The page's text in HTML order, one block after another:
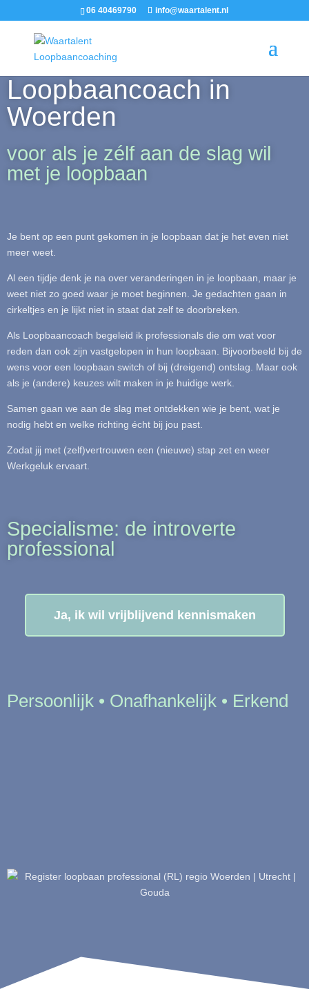
06 40469790 info@waartalent.nl
Loopbaancoach in
Woerden
voor als je zélf aan de slag wil
met je loopbaan
Je bent op een punt gekomen in je loopbaan dat je het even niet
meer weet.
Al een tijdje denk je na over veranderingen in je loopbaan, maar je
weet niet zo goed waar je moet beginnen. Je gedachten gaan in
cirkeltjes en je lijkt niet in staat dat zelf te doorbreken.
Als Loopbaancoach begeleid ik professionals die om wat voor
reden dan ook zijn vastgelopen in hun loopbaan. Bijvoorbeeld bij de
wens voor een loopbaan switch of bij (dreigend) ontslag. Maar ook
als je (andere) keuzes wilt maken in je huidige werk.
Samen gaan we aan de slag met ontdekken wie je bent, wat je
nodig hebt en welke richting écht bij jou past.
Zodat jij met (zelf)vertrouwen een (nieuwe) stap zet en weer
Werkgeluk ervaart.
Specialisme: de introverte
professional
Ja, ik wil vrijblijvend kennismaken
Persoonlijk • Onafhankelijk • Erkend